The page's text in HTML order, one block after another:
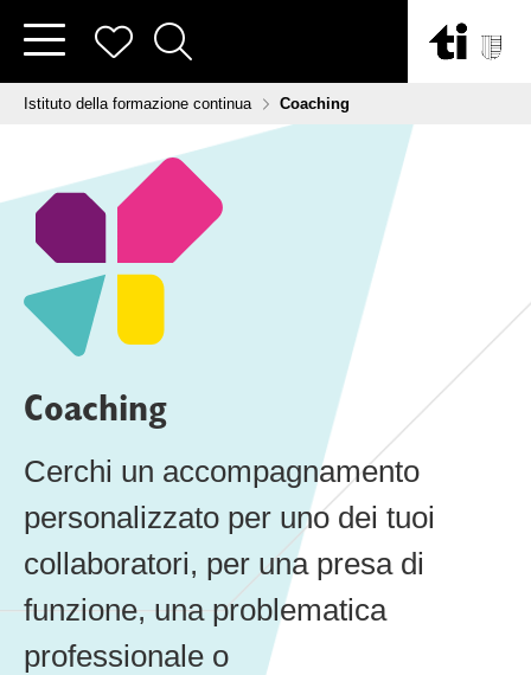
Tu sei qui:
Istituto della formazione continua Coaching
Coaching
Cerchi un accompagnamento
personalizzato per uno dei tuoi
collaboratori, per una presa di
funzione, una problematica
professionale o